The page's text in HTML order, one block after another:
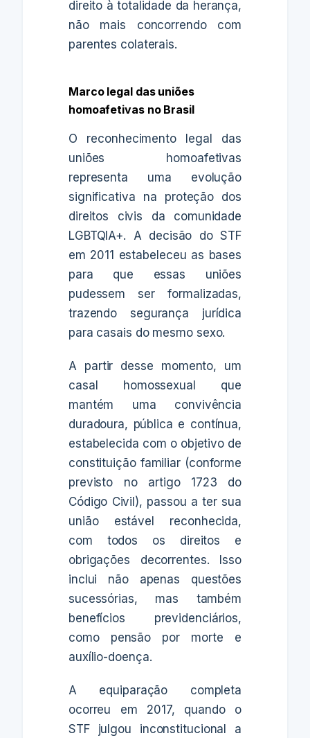
direito à totalidade da herança,
não mais concorrendo com
parentes colaterais.
Marco legal das uniões
homoafetivas no Brasil
O reconhecimento legal das
uniões homoafetivas
representa uma evolução
significativa na proteção dos
direitos civis da comunidade
LGBTQIA+. A decisão do STF
em 2011 estabeleceu as bases
para que essas uniões
pudessem ser formalizadas,
trazendo segurança jurídica
para casais do mesmo sexo.
A partir desse momento, um
casal homossexual que
mantém uma convivência
duradoura, pública e contínua,
estabelecida com o objetivo de
constituição familiar (conforme
previsto no artigo 1723 do
Código Civil), passou a ter sua
união estável reconhecida,
com todos os direitos e
obrigações decorrentes. Isso
inclui não apenas questões
sucessórias, mas também
benefícios previdenciários,
como pensão por morte e
auxílio-doença.
A equiparação completa
ocorreu em 2017, quando o
STF julgou inconstitucional a